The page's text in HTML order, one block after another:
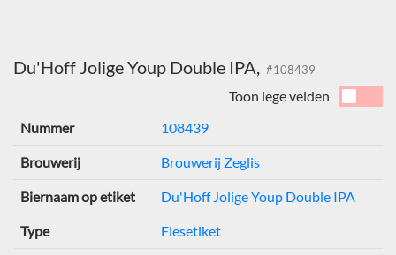
Du'Hoff Jolige Youp Double IPA, #108439
Toon lege velden
Nummer
108439
Brouwerij Brouwerij Zeglis
Biernaam op etiket Du'Hoff Jolige Youp Double IPA
Type Flesetiket